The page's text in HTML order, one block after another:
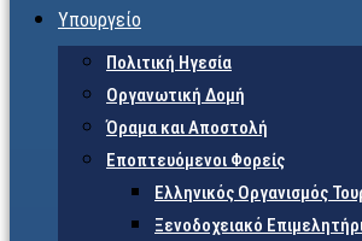
Υπουργείο
Πολιτική Ηγεσία
Οργανωτική Δομή
Όραμα και Αποστολή
Εποπτευόμενοι Φορείς
Eλληνικός Οργανισμός
Ξενοδοχειακό